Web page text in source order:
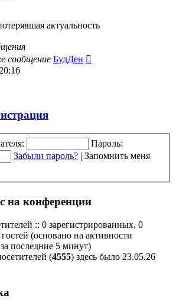
актуальность
сообщение БудДен
Пароль:
Забыли пароль? | Запомнить меня
на конференции
:: 0 зарегистрированных, 0
(основано на активности
последние 5 минут)
(4555) здесь было 23.05.26